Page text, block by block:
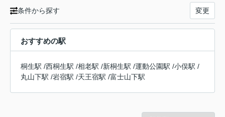
条件から探す 変更
おすすめの駅
桐生駅 /西桐生駅 /相老駅 /新桐生駅 /運動公園駅 /小俣駅 /
丸山下駅 /岩宿駅 /天王宿駅 /富士山下駅